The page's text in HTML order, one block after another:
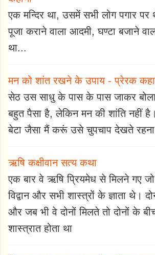
एक मन्दिर था, उसमें सभी लोग पगार पर
पूजा कराने वाला आदमी, घण्टा बजाने
था...
मन को शांत रखने के उपाय - प्रेरक
सेठ उस साधु के पास के पास जाकर
बहुत पैसा है, लेकिन मन की शांति नहीं
बेटा जैसा मैं करूं उसे चुपचाप देखते
ऋषि कक्षीवान सत्य कथा
एक बार वे ऋषि प्रियमेध से मिलने गए
विद्वान और सभी शास्त्रों के ज्ञाता थे।
और जब भी वे दोनों मिलते तो दोनों के
शास्त्रात होता था